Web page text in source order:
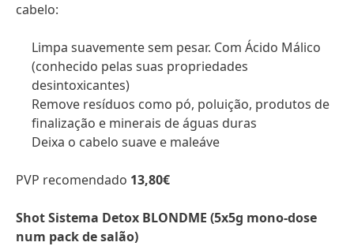
cabelo:
Limpa suavemente sem pesar. Com Ácido Málico
(conhecido pelas suas propriedades
desintoxicantes)
Remove resíduos como pó, poluição, produtos de
finalização e minerais de águas duras
Deixa o cabelo suave e maleáve
PVP recomendado 13,80€
Shot Sistema Detox BLONDME (5x5g mono-dose
num pack de salão)